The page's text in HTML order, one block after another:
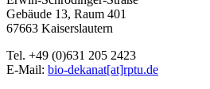
Gebäude 13, Raum 401
67663 Kaiserslautern
Tel. +49 (0)631 205 2423
E-Mail: bio-dekanat[at]rptu.de